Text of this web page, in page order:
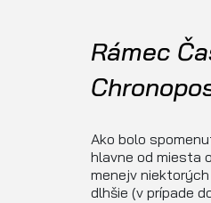
Rámec
Ako bolo
hlavne od miesta
menejv
dlhšie (v prípade